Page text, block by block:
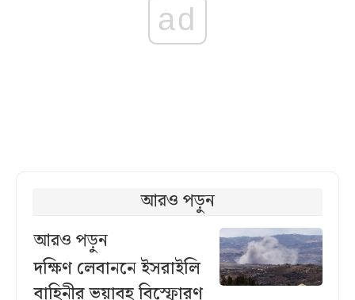
ad
আরও পড়ুন
আরও পড়ুন
দক্ষিণ লেবাননে ইসরাইলি
বাহিনীর ভয়াবহ বিস্ফোরণ